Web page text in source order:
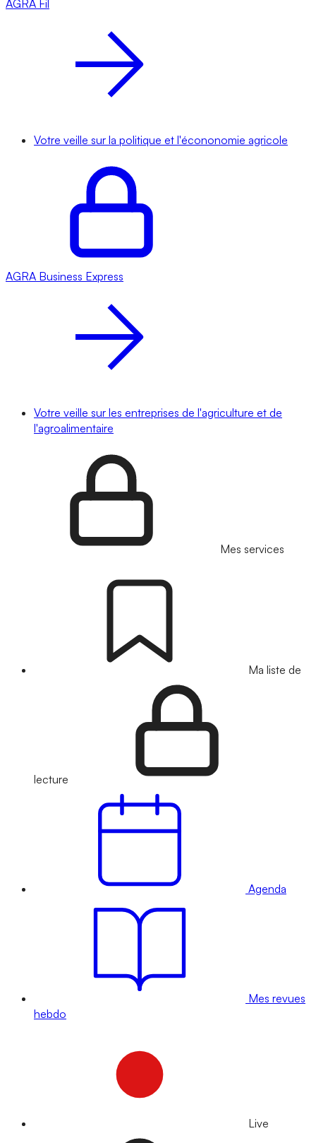
AGRA Fil
Votre veille sur la politique et l'écononomie agricole
AGRA Business Express
Votre veille sur les entreprises de l'agriculture et de
l'agroalimentaire
Mes services
Ma liste de
lecture
Agenda
Mes revues
hebdo
Live